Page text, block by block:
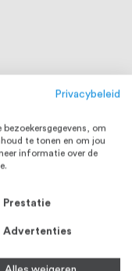
Privacybeleid
om
te tonen en om jou
informatie over de
Prestatie
Advertenties